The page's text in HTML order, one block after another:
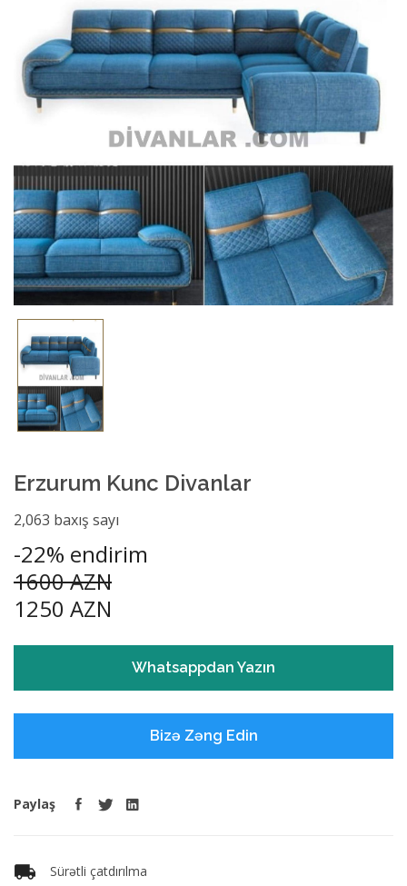
Erzurum Kunc Divanlar
2,063 baxış sayı
-22% endirim
1600 AZN
1250 AZN
Whatsappdan Yazın
Bizə Zəng Edin
Paylaş
Sürətli çatdırılma